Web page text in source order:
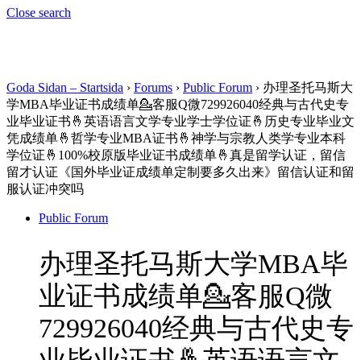
Close search
Goda Sidan – Startsida › Forums › Public Forum › 办理圣托马斯大
学MBA毕业证书成绩单💁客服Q微729926040经典与古代史专
业毕业证书🤞英语语言文学专业学士学位证🤞历史专业毕业文
凭成绩单🤞哲学专业MBA证书🤞神学与宗教人类学专业本科
学位证🤞100%校原版毕业证书成绩单🤞真是留学认证，留信
留才认证《国外毕业证成绩单定制要多久出来》留信认证和留
服认证冲突吗
Public Forum
办理圣托马斯大学MBA毕
业证书成绩单💁客服Q微
729926040经典与古代史专